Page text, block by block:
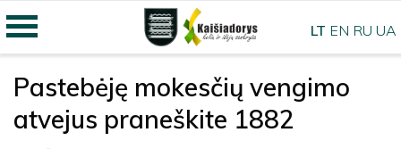
Pastebėję mokesčių vengimo
atvejus praneškite 1882
LT EN RU UA